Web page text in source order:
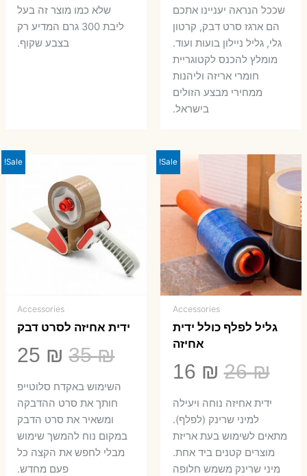
שככל הנראה יעניינו אתכם
הם ארגז סרט דבק, קרטון
גלי, גליל ניילון בועות ועוד.
מומלץ להכנס לקטוגריית
חומרי אריזה וליהנות
ממחירי מבצע הזולים
בישראל.
שלא כמו מוצר זה בעל
ליבת 300 גרם המדיע רק
בצבע שקוף.
Sale!
Accessories
גליל לפלף כולל ידית
אחיזה
26₪
המחיר
המקורי
היה:
26 ₪.
16 ₪
הנוכחי
ידית אחיזה נוחה ויעילה
למיני שרינק (לפלף).
מתאים לשימוש בעת אריזת
מוצרים קטנים ביד אחת.
​מיני שרינק משמש חלופה
Sale!
Accessories
ידית אחיזה לסרט דבק
35₪
המחיר
המקורי
היה:
35 ₪.
25 ₪
₪.
השימוש באקדח סלוטייפ
חותך את סרט ההדבקה
ומשאיר את סרט הדבק
במקום נוח להמשך שימוש
מבלי לחפש את הקצה כל
פעם מחדש.